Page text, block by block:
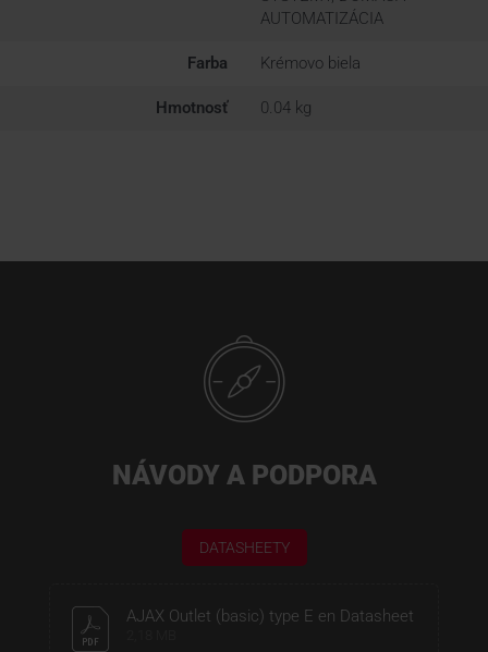
AUTOMATIZÁCIA
Farba Krémovo biela
Hmotnosť 0.04 kg
NÁVODY A PODPORA
DATASHEETY
AJAX Outlet (basic) type E en Datasheet